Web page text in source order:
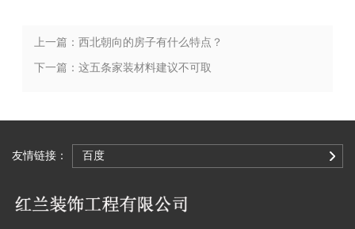
上一篇：西北朝向的房子有什么特点？
下一篇：这五条家装材料建议不可取
友情链接： 百度